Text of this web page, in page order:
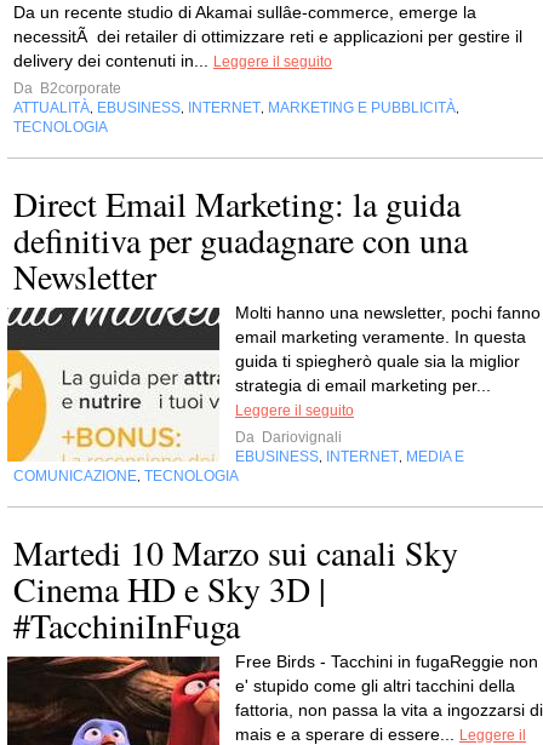
Da un recente studio di Akamai sullâe-commerce, emerge la
necessitÃ dei retailer di ottimizzare reti e applicazioni per gestire il
delivery dei contenuti in...
Leggere il seguito
Da B2corporate
ATTUALITÀ EBUSINESS INTERNET MARKETING E PUBBLICITÀ
TECNOLOGIA
Direct Email Marketing: la guida
definitiva per guadagnare con una
Newsletter
Molti hanno una newsletter, pochi fanno
email marketing veramente. In questa
guida ti spiegherò quale sia la miglior
strategia di email marketing per...
Leggere il seguito
Da Dariovignali
EBUSINESS
INTERNET MEDIA E
COMUNICAZIONE TECNOLOGIA
Martedi 10 Marzo sui canali Sky
Cinema HD e Sky 3D |
#TacchiniInFuga
Free Birds - Tacchini in fugaReggie non
e' stupido come gli altri tacchini della
fattoria, non passa la vita a ingozzarsi di
mais e a sperare di essere...
Leggere il